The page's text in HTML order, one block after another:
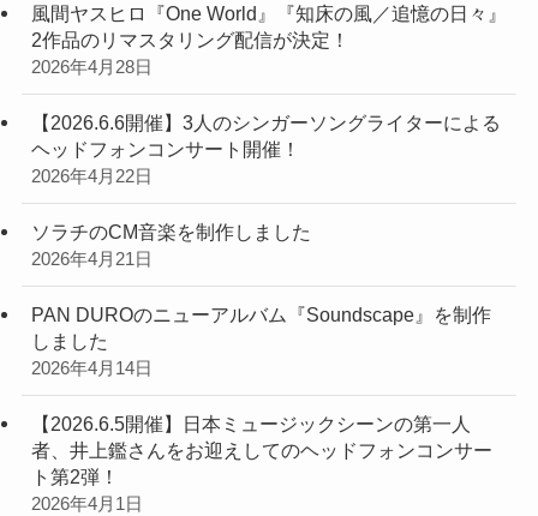
風間ヤスヒロ『One World』『知床の風／追憶の日々』
2作品のリマスタリング配信が決定！
2026年4月28日
【2026.6.6開催】3人のシンガーソングライターによる
ヘッドフォンコンサート開催！
2026年4月22日
ソラチのCM音楽を制作しました
2026年4月21日
PAN DUROのニューアルバム『Soundscape』を制作
しました
2026年4月14日
【2026.6.5開催】日本ミュージックシーンの第一人
者、井上鑑さんをお迎えしてのヘッドフォンコンサー
ト第2弾！
2026年4月1日